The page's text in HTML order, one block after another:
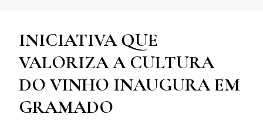
INICIATIVA QUE
VALORIZA A CULTURA
DO VINHO INAUGURA EM
GRAMADO